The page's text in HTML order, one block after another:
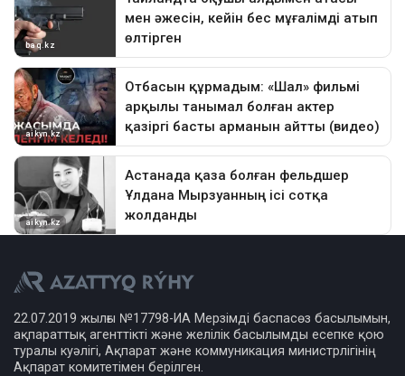
22.07.2019 жылғы №17798-ИА Мерзімді баспасөз басылымын,
ақпараттық агенттікті және желілік басылымды есепке қою
туралы куәлігі, Ақпарат және коммуникация министрлігінің
Ақпарат комитетімен берілген.